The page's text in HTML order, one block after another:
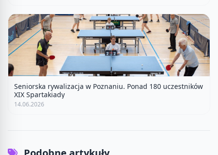
Seniorska rywalizacja w Poznaniu. Ponad 180 uczestników
XIX Spartakiady
14.06.2026